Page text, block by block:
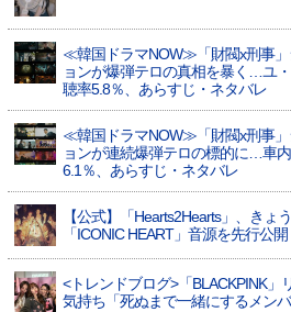
≪韓国ドラマNOW≫「財閥x刑事」
ョンが爆弾テロの真相を暴く…ユ
聴率5.8％、あらすじ・ネタバレ
≪韓国ドラマNOW≫「財閥x刑事」
ョンが連続爆弾テロの標的に…車
6.1％、あらすじ・ネタバレ
【公式】「Hearts2Hearts」、きょ
「ICONIC HEART」音源を先行公開
<トレンドブログ>「BLACKPINK」
気持ち「死ぬまで一緒にするメンバ